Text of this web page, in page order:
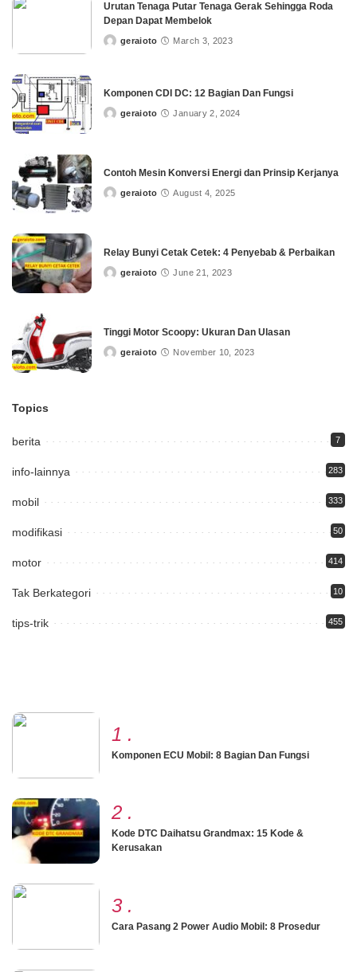
Urutan Tenaga Putar Tenaga Gerak Sehingga Roda
Depan Dapat Membelok
Postedgeraioto March 3, 2023
Komponen CDI DC: 12 Bagian Dan Fungsi
Postedgeraioto January 2, 2024
Contoh Mesin Konversi Energi dan Prinsip Kerjanya
Postedgeraioto August 4, 2025
Relay Bunyi Cetak Cetek: 4 Penyebab & Perbaikan
Postedgeraioto June 21, 2023
Tinggi Motor Scoopy: Ukuran Dan Ulasan
Postedgeraioto November 10, 2023
Topics
berita 7
info-lainnya 283
mobil 333
modifikasi 50
motor 414
Tak Berkategori 10
tips-trik 455
1 .
Komponen ECU Mobil: 8 Bagian Dan Fungsi
2 .
Kode DTC Daihatsu Grandmax: 15 Kode &
Kerusakan
3 .
Cara Pasang 2 Power Audio Mobil: 8 Prosedur